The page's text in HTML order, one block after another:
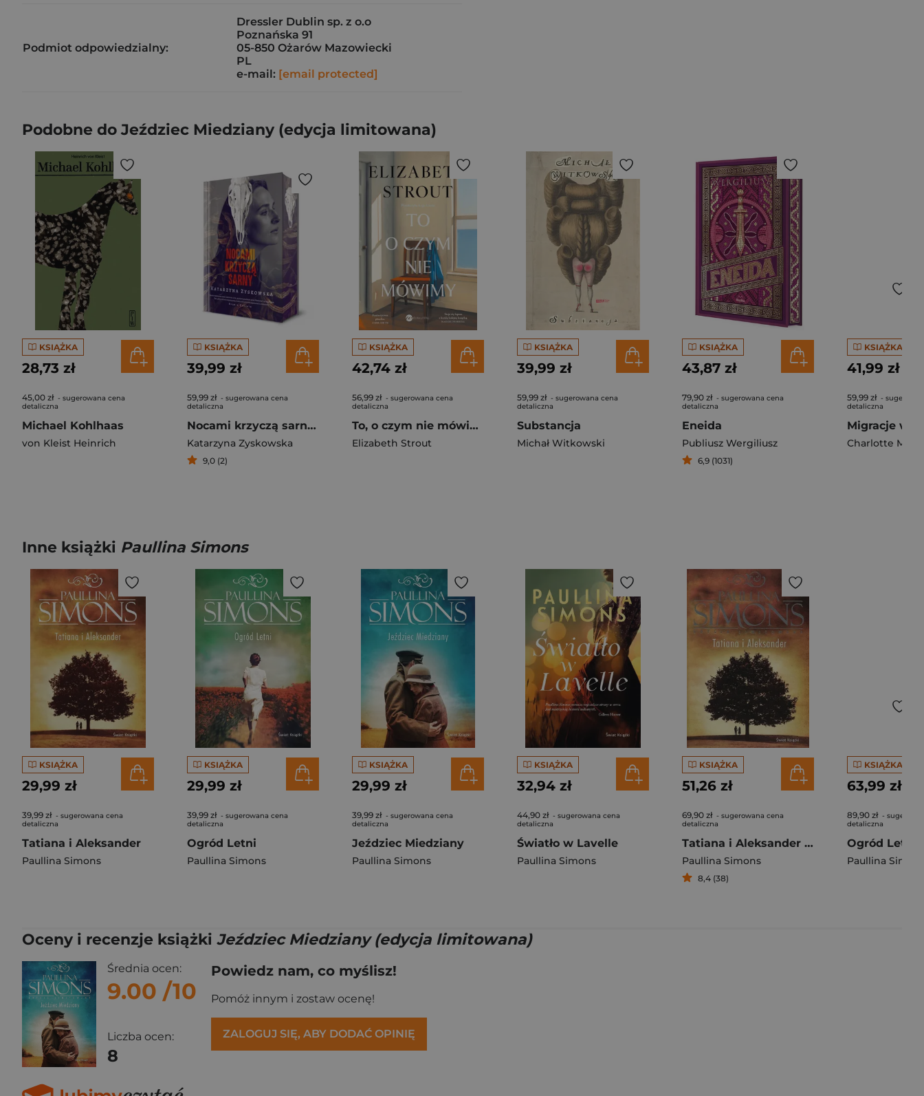
Podmiot odpowiedzialny:
Dressler Dublin sp. z o.o
Poznańska 91
05-850 Ożarów Mazowiecki
PL
e-mail: [email protected]
Podobne do Jeździec Miedziany (edycja limitowana)
KSIĄŻKA
28,73 zł
45,00 zł - sugerowana cena
detaliczna
Michael Kohlhaas
von Kleist Heinrich
KSIĄŻKA
39,99 zł
59,99 zł - sugerowana cena
detaliczna
Nocami krzyczą sarny (wyd. 2026, barwione brzegi)
Katarzyna Zyskowska
9,0 (2)
KSIĄŻKA
42,74 zł
56,99 zł - sugerowana cena
detaliczna
To, o czym nie mówimy
Elizabeth Strout
KSIĄŻKA
39,99 zł
59,99 zł - sugerowana cena
detaliczna
Substancja
Michał Witkowski
KSIĄŻKA
43,87 zł
79,90 zł - sugerowana cena
detaliczna
Eneida
Publiusz Wergiliusz
6,9 (1031)
KSIĄŻKA
41,99 zł
59,99 zł -
detaliczna
Migracje
Charlotte
Inne książki Paullina Simons
KSIĄŻKA
29,99 zł
39,99 zł - sugerowana cena
detaliczna
Tatiana i Aleksander
Paullina Simons
KSIĄŻKA
29,99 zł
39,99 zł - sugerowana cena
detaliczna
Ogród Letni
Paullina Simons
KSIĄŻKA
29,99 zł
39,99 zł - sugerowana cena
detaliczna
Jeździec Miedziany
Paullina Simons
KSIĄŻKA
32,94 zł
44,90 zł - sugerowana cena
detaliczna
Światło w Lavelle
Paullina Simons
KSIĄŻKA
51,26 zł
69,90 zł - sugerowana cena
detaliczna
Tatiana i Aleksander (edycja limitowana)
Paullina Simons
8,4 (38)
KSIĄŻKA
63,99 zł
89,90 zł -
detaliczna
Ogród Letni
Paullina
Oceny i recenzje książki Jeździec Miedziany (edycja limitowana)
Średnia ocen:
9.00 /10
Liczba ocen:
8
Powiedz nam, co myślisz!
Pomóż innym i zostaw ocenę!
ZALOGUJ SIĘ, ABY DODAĆ OPINIĘ